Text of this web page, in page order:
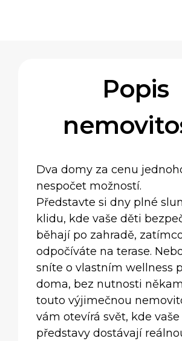
Popis
Dva domy za cenu
nespočet možností.
Představte si dny plné
klidu, kde vaše děti
běhají po zahradě,
odpočíváte na terase.
sníte o vlastním wellness
doma, bez nutnosti
touto výjimečnou
vám otevírá svět, kde vaše
představy dostávají